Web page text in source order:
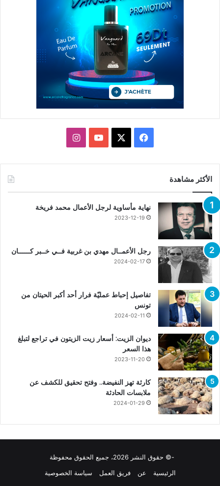
فيسبوك يوتيوبانستقرام
الأكثر مشاهدة
نهاية مأساوية لرجل الأعمال محمد فريخة
2023-12-19
رجل الأعمــال مهدي بن غربية فــي خــبر كــــــان
2024-02-17
تفاصيل إحباط عمليّة فرار أحد أكبر الحيتان من
تونس
2024-02-11
ديوان الزيت: أسعار زيت الزيتون في تراجع لتبلغ
هذا السعر
2023-11-20
كارثة تهز النفيضة.. وفتح تحقيق للكشف عن
ملابسات الحادثة
2024-01-29
-© حقوق النشر 2026، جميع الحقوق محفوظة
الرئيسية
عن فريق العمل سياسة الخصوصية